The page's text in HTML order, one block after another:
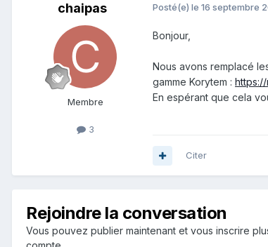
chaipas
Membre
3
Posté(e) le 16 septembre
Bonjour,
Nous avons remplacé
gamme Korytem :
En espérant que cela
Citer
Rejoindre la conversation
Vous pouvez publier maintenant et vous inscrire